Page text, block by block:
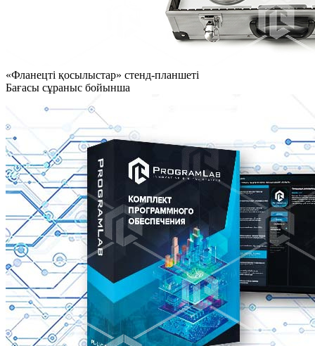
«Фланецті қосылыстар» стенд-планшеті
Бағасы сұраныс бойынша